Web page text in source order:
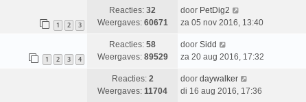
c
h
e
c
h
e
b
e
c
h
t
s
e
b
e
1 2 3
Reacties: 32
Weergaves: 60671
L
a
t
s
e
b
door PetDig2
za 05 nov 2016, 13:40
1 2 3 4
Reacties: 58
Weergaves: 89529
L
a
t
s
door Sidd
za 20 aug 2016, 17:32
Reacties: 2
Weergaves: 11704
L
a
door daywalker
di 16 aug 2016, 17:36